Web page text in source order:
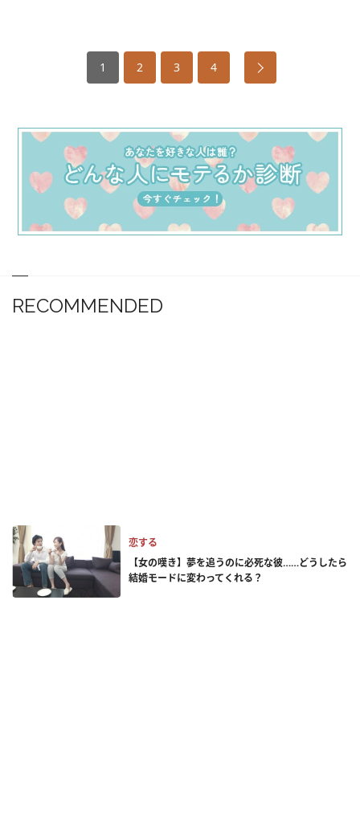
1 2 3 4
RECOMMENDED
恋する
【女の嘆き】夢を追うのに必死な彼……どうしたら
結婚モードに変わってくれる？